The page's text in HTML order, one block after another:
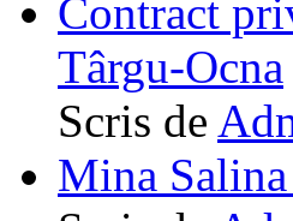
Contract
Târgu-Ocna
Scris de
Mina